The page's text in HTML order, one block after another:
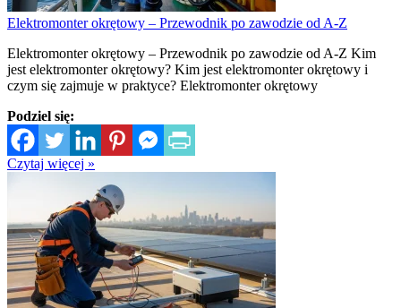
Elektromonter okrętowy – Przewodnik po zawodzie od A-Z
Elektromonter okrętowy – Przewodnik po zawodzie od A-Z Kim
jest elektromonter okrętowy? Kim jest elektromonter okrętowy i
czym się zajmuje w praktyce? Elektromonter okrętowy
Podziel się:
Czytaj więcej »